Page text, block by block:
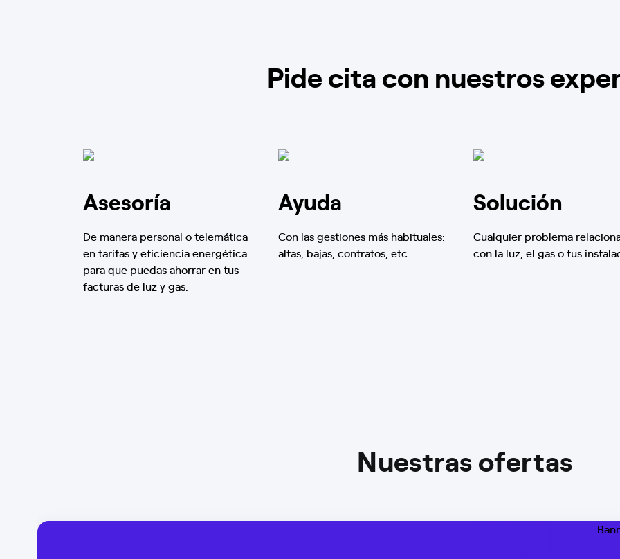
Pide cita con nuestros
Asesoría
De manera personal o telemática
en tarifas y eficiencia energética
para que puedas ahorrar en tus
facturas de luz y gas.
Ayuda
Con las gestiones más habituales:
altas, bajas, contratos, etc.
Solución
Cualquier problema
con la luz, el gas o tus
Nuestras ofertas